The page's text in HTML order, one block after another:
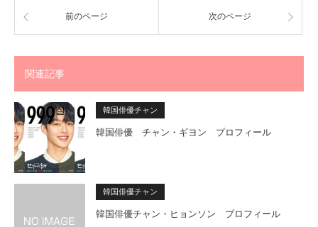
前のページ 次のページ
関連記事
韓国俳優チャン
韓国俳優 チャン・ギヨン プロフィール
韓国俳優チャン
韓国俳優チャン・ヒョンソン プロフィール